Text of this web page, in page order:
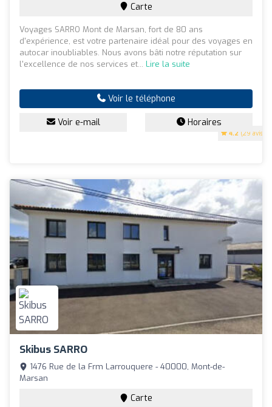
4.2 (29 avis)
Carte
Voyages SARRO Mont de Marsan, fort de 80 ans
d'expérience, est votre partenaire idéal pour des voyages en
autocar inoubliables. Nous avons bâti notre réputation sur
l'excellence de nos services et... Lire la suite
Voir le téléphone
Voir e-mail Horaires
Skibus SARRO
1476 Rue de la Frm Larrouquere - 40000, Mont-de-
Marsan
Carte